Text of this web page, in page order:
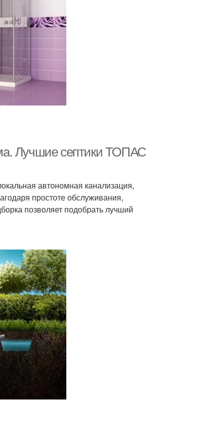
Лучшие септики ТОПАС
автономная канализация,
простоте обслуживания,
позволяет подобрать лучший